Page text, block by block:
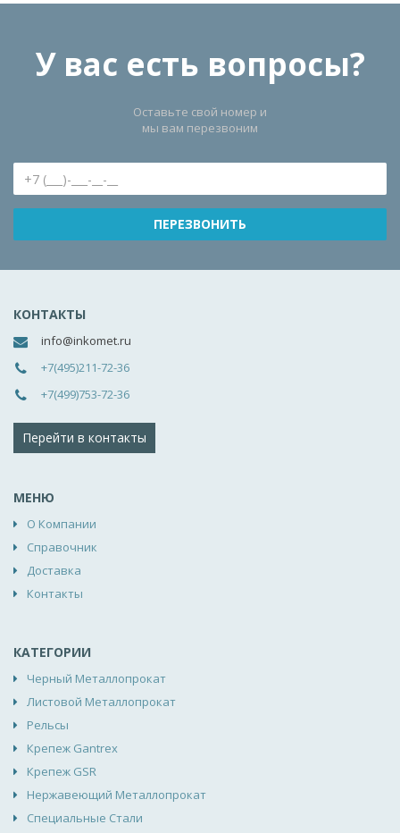
У вас есть вопросы?
Оставьте свой номер и
мы вам перезвоним
КОНТАКТЫ
info@inkomet.ru
+7(495)211-72-36
+7(499)753-72-36
Перейти в контакты
МЕНЮ
О Компании
Справочник
Доставка
Контакты
КАТЕГОРИИ
Черный Металлопрокат
Листовой Металлопрокат
Рельсы
Крепеж Gantrex
Крепеж GSR
Нержавеющий Металлопрокат
Специальные Стали